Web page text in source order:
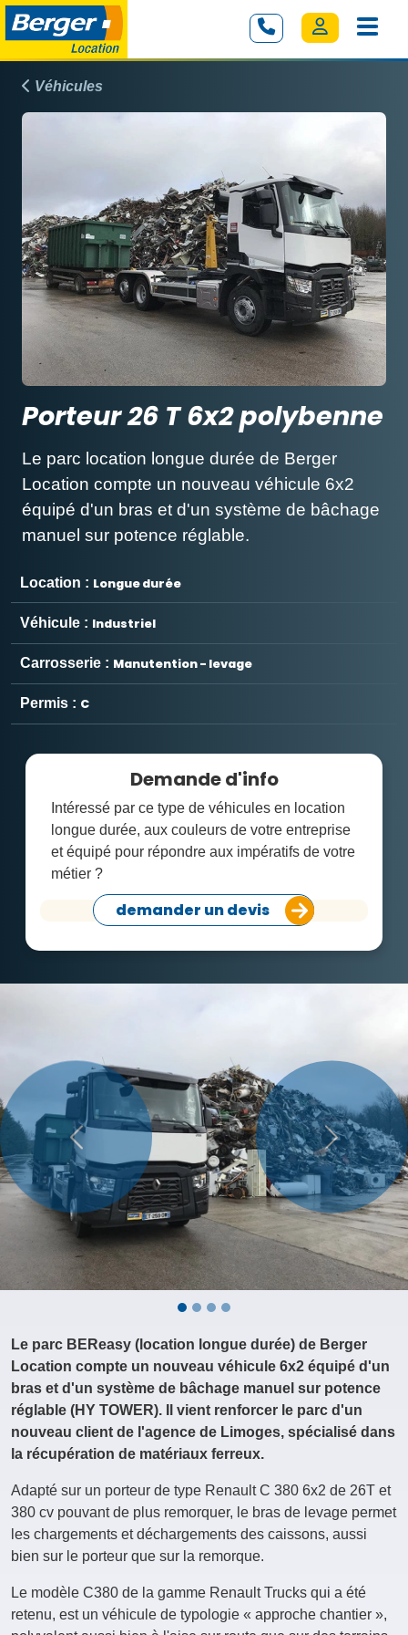
Véhicules
Porteur 26 T 6x2 polybenne
Le parc location longue durée de Berger
Location compte un nouveau véhicule 6x2
équipé d'un bras et d'un système de bâchage
manuel sur potence réglable.
Location : Longue durée
Véhicule : Industriel
Carrosserie : Manutention - levage
Permis : C
Demande d'info
Intéressé par ce type de véhicules en location
longue durée, aux couleurs de votre entreprise
et équipé pour répondre aux impératifs de votre
métier ?
demander un devis
Précédent Suivant
Le parc BEReasy (location longue durée) de Berger
Location compte un nouveau véhicule 6x2 équipé d'un
bras et d'un système de bâchage manuel sur potence
réglable (HY TOWER). Il vient renforcer le parc d'un
nouveau client de l'agence de Limoges, spécialisé dans
la récupération de matériaux ferreux.
Adapté sur un porteur de type Renault C 380 6x2 de 26T et
380 cv pouvant de plus remorquer, le bras de levage permet
les chargements et déchargements des caissons, aussi
bien sur le porteur que sur la remorque.
Le modèle C380 de la gamme Renault Trucks qui a été
retenu, est un véhicule de typologie « approche chantier »,